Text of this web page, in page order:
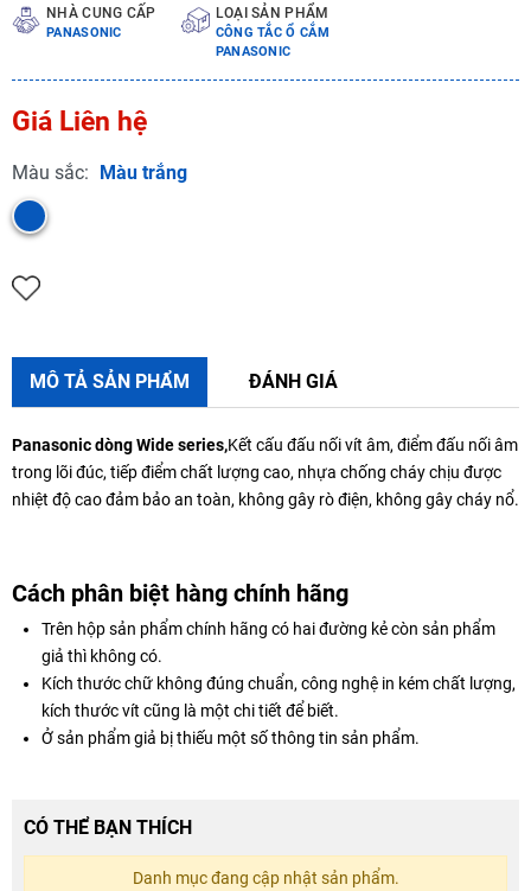
NHÀ CUNG CẤP
PANASONIC
LOẠI SẢN PHẨM
CÔNG TẮC Ổ CẮM
PANASONIC
Giá Liên hệ
Màu sắc: Màu trắng
MÔ TẢ SẢN PHẨM ĐÁNH GIÁ
Panasonic dòng Wide series,Kết cấu đấu nối vít âm, điểm đấu nối âm
trong lõi đúc, tiếp điểm chất lượng cao, nhựa chống cháy chịu được
nhiệt độ cao đảm bảo an toàn, không gây rò điện, không gây cháy nổ.
Cách phân biệt hàng chính hãng
Trên hộp sản phẩm chính hãng có hai đường kẻ còn sản phẩm
giả thì không có.
Kích thước chữ không đúng chuẩn, công nghệ in kém chất lượng,
kích thước vít cũng là một chi tiết để biết.
Ở sản phẩm giả bị thiếu một số thông tin sản phẩm.
CÓ THỂ BẠN THÍCH
Danh mục đang cập nhật sản phẩm.